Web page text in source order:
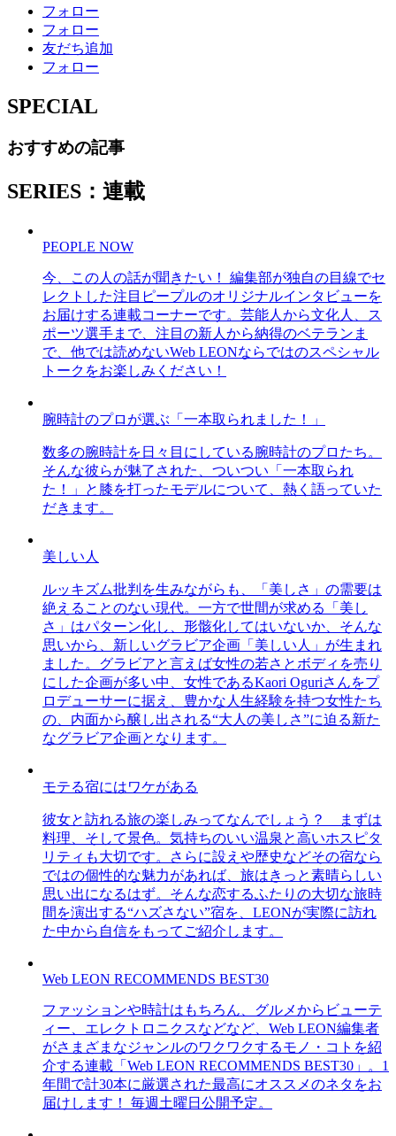
フォロー
フォロー
友だち追加
フォロー
SPECIAL
おすすめの記事
SERIES：連載
PEOPLE NOW
今、この人の話が聞きたい！ 編集部が独自の目線でセ
レクトした注目ピープルのオリジナルインタビューを
お届けする連載コーナーです。芸能人から文化人、ス
ポーツ選手まで、注目の新人から納得のベテランま
で、他では読めないWeb LEONならではのスペシャル
トークをお楽しみください！
腕時計のプロが選ぶ「一本取られました！」
数多の腕時計を日々目にしている腕時計のプロたち。
そんな彼らが魅了された、ついつい「一本取られ
た！」と膝を打ったモデルについて、熱く語っていた
だきます。
美しい人
ルッキズム批判を生みながらも、「美しさ」の需要は
絶えることのない現代。一方で世間が求める「美し
さ」はパターン化し、形骸化してはいないか、そんな
思いから、新しいグラビア企画「美しい人」が生まれ
ました。グラビアと言えば女性の若さとボディを売り
にした企画が多い中、女性であるKaori Oguriさんをプ
ロデューサーに据え、豊かな人生経験を持つ女性たち
の、内面から醸し出される“大人の美しさ”に迫る新た
なグラビア企画となります。
モテる宿にはワケがある
彼女と訪れる旅の楽しみってなんでしょう？ まずは
料理、そして景色。気持ちのいい温泉と高いホスピタ
リティも大切です。さらに設えや歴史などその宿なら
ではの個性的な魅力があれば、旅はきっと素晴らしい
思い出になるはず。そんな恋するふたりの大切な旅時
間を演出する“ハズさない”宿を、LEONが実際に訪れ
た中から自信をもってご紹介します。
Web LEON RECOMMENDS BEST30
ファッションや時計はもちろん、グルメからビューテ
ィー、エレクトロニクスなどなど、Web LEON編集者
がさまざまなジャンルのワクワクするモノ・コトを紹
介する連載「Web LEON RECOMMENDS BEST30」。1
年間で計30本に厳選された最高にオススメのネタをお
届けします！ 毎週土曜日公開予定。